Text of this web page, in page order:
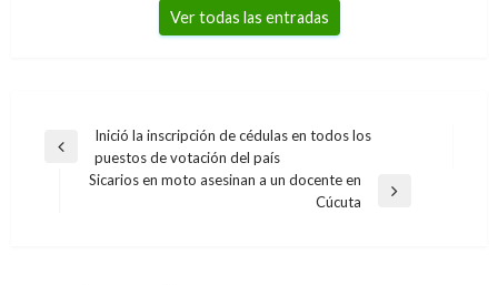
Ver todas las entradas
Navegación
Entrada
anterior
Inició la inscripción de cédulas en todos los
puestos de votación del país
Sicarios en moto asesinan a un docente en
Cúcuta